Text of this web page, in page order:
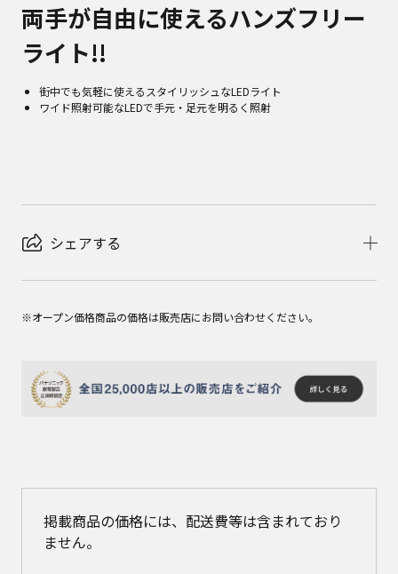
両手が自由に使えるハンズフリー
ライト!!
街中でも気軽に使えるスタイリッシュなLEDライト
ワイド照射可能なLEDで手元・足元を明るく照射
シェアする
※オープン価格商品の価格は販売店にお問い合わせください。
掲載商品の価格には、配送費等は含まれており
ません。